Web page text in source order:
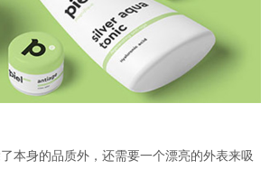
身的品质外，还需要一个漂亮的外表来吸